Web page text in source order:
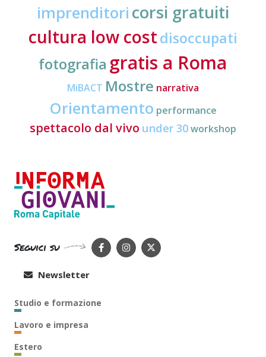
imprenditori corsi gratuiti
cultura low costdisoccupati
fotografia gratis a Roma
MiBACT Mostre narrativa
Orientamento performance
spettacolo dal vivo under 30workshop
Seguici su
Newsletter
Studio e formazione
Lavoro e impresa
Estero